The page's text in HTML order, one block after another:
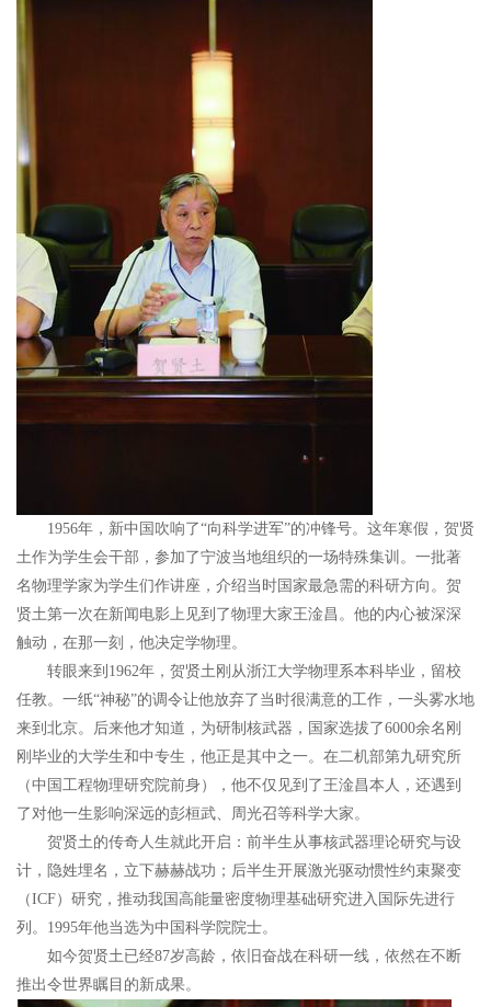
1956年，新中国吹响了“向科学进军”的冲锋号。这年寒假，贺贤
土作为学生会干部，参加了宁波当地组织的一场特殊集训。一批著
名物理学家为学生们作讲座，介绍当时国家最急需的科研方向。贺
贤土第一次在新闻电影上见到了物理大家王淦昌。他的内心被深深
触动，在那一刻，他决定学物理。
转眼来到1962年，贺贤土刚从浙江大学物理系本科毕业，留校
任教。一纸“神秘”的调令让他放弃了当时很满意的工作，一头雾水地
来到北京。后来他才知道，为研制核武器，国家选拔了6000余名刚
刚毕业的大学生和中专生，他正是其中之一。在二机部第九研究所
（中国工程物理研究院前身），他不仅见到了王淦昌本人，还遇到
了对他一生影响深远的彭桓武、周光召等科学大家。
贺贤土的传奇人生就此开启：前半生从事核武器理论研究与设
计，隐姓埋名，立下赫赫战功；后半生开展激光驱动惯性约束聚变
（ICF）研究，推动我国高能量密度物理基础研究进入国际先进行
列。1995年他当选为中国科学院院士。
如今贺贤土已经87岁高龄，依旧奋战在科研一线，依然在不断
推出令世界瞩目的新成果。